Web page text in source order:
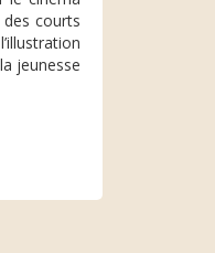
courts
jeunesse